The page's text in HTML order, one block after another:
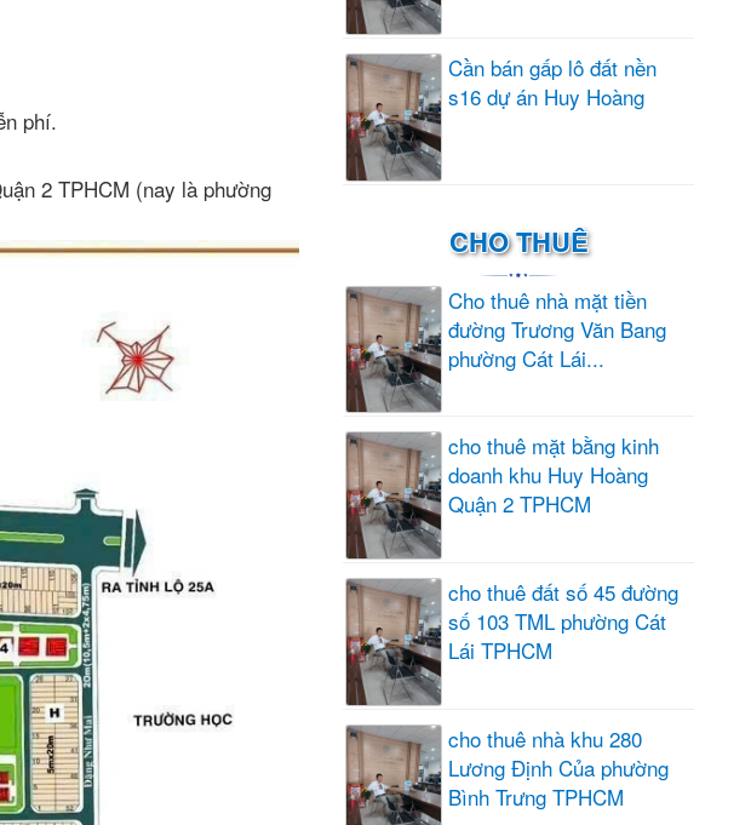
phí.
2 TPHCM (nay là phường
Cần bán gấp lô đất nền
s16 dự án Huy Hoàng
CHO THUÊ
Cho thuê nhà mặt tiền
đường Trương Văn Bang
phường Cát Lái...
cho thuê mặt bằng kinh
doanh khu Huy Hoàng
Quận 2 TPHCM
cho thuê đất số 45 đường
số 103 TML phường Cát
Lái TPHCM
cho thuê nhà khu 280
Lương Định Của phường
Bình Trưng TPHCM